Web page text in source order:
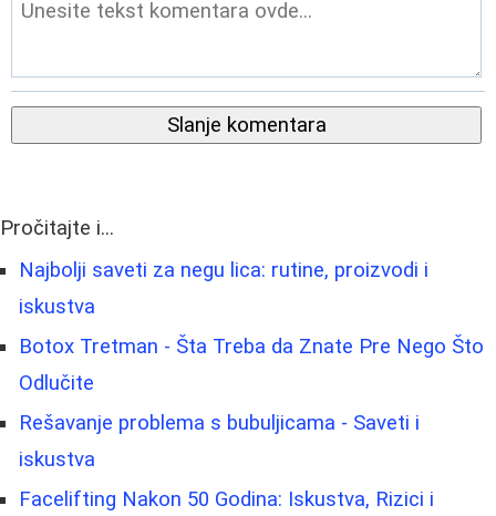
Slanje komentara
Pročitajte i...
Najbolji saveti za negu lica: rutine, proizvodi i
iskustva
Botox Tretman - Šta Treba da Znate Pre Nego Što
Odlučite
Rešavanje problema s bubuljicama - Saveti i
iskustva
Facelifting Nakon 50 Godina: Iskustva, Rizici i